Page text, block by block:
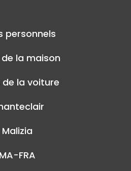
personnels
de la maison
de la voiture
Malizia
MA-FRA